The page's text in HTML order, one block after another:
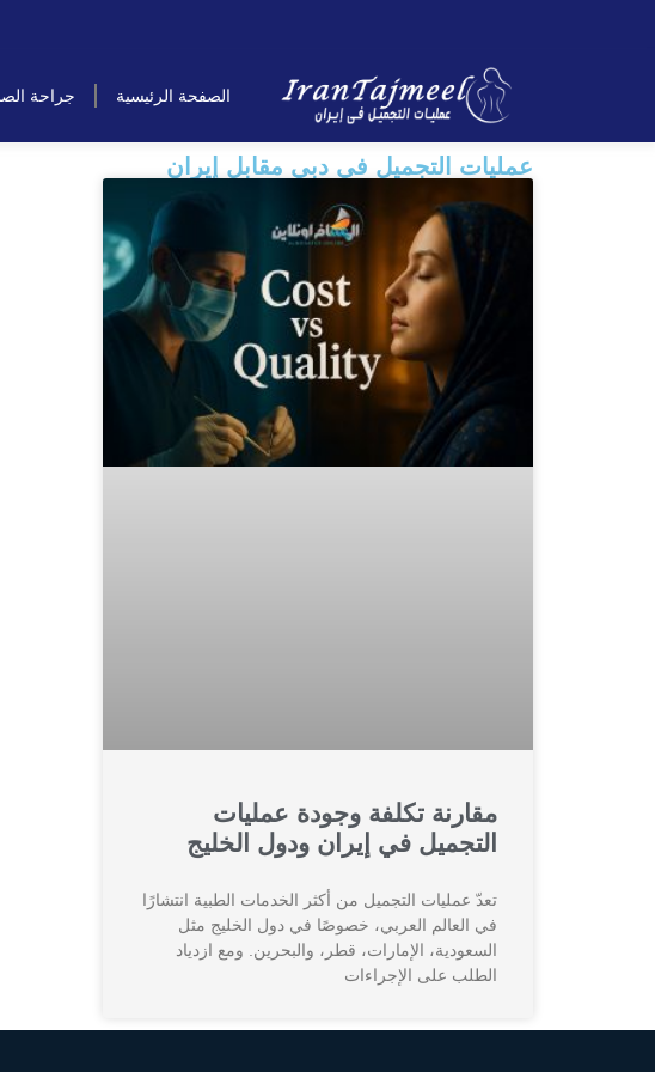
الصفحة الرئیسیة جراحة
عمليات التجميل في دبي مقابل إيران
مقارنة تكلفة وجودة عمليات
التجميل في إيران ودول الخليج
تعدّ عمليات التجميل من أكثر الخدمات الطبية انتشارًا
في العالم العربي، خصوصًا في دول الخليج مثل
السعودية، الإمارات، قطر، والبحرين. ومع ازدياد
الطلب على الإجراءات